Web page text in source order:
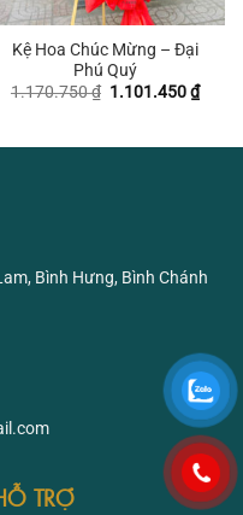
₫.
Kệ Hoa Chúc Mừng – Đại
Phú Quý
1.170.750₫ Giá
1.101.450₫Giá
hiện
Bình Hưng, Bình Chánh
TRỢ